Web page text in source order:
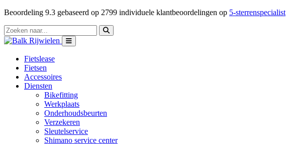
Beoordeling 9.3 gebaseerd op 2799 individuele klantbeoordelingen op 5-sterrenspecialist
Fietslease
Fietsen
Accessoires
Diensten
Bikefitting
Werkplaats
Onderhoudsbeurten
Verzekeren
Sleutelservice
Shimano service center